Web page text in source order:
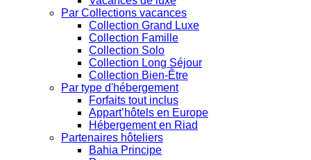
Par Collections vacances
Collection Grand Luxe
Collection Famille
Collection Solo
Collection Long Séjour
Collection Bien-Être
Par type d'hébergement
Forfaits tout inclus
Appart’hôtels en Europe
Hébergement en Riad
Partenaires hôteliers
Bahia Principe